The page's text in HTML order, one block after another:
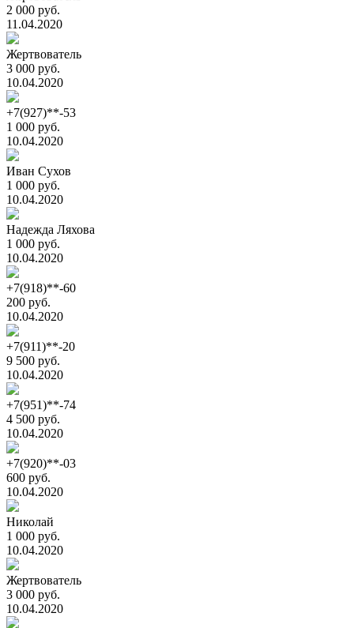
2 000 руб.
11.04.2020
Жертвователь
3 000 руб.
10.04.2020
+7(927)**-53
1 000 руб.
10.04.2020
Иван Сухов
1 000 руб.
10.04.2020
Надежда Ляхова
1 000 руб.
10.04.2020
+7(918)**-60
200 руб.
10.04.2020
+7(911)**-20
9 500 руб.
10.04.2020
+7(951)**-74
4 500 руб.
10.04.2020
+7(920)**-03
600 руб.
10.04.2020
Николай
1 000 руб.
10.04.2020
Жертвователь
3 000 руб.
10.04.2020